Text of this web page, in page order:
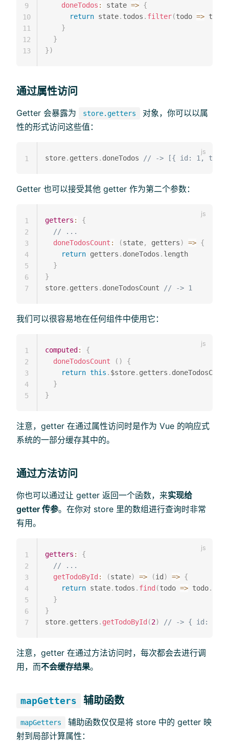
doneTodos : state => {
return state. todos . filter(todo => todo
}
}
})
9
10
11
12
13
通过属性访问
Getter 会暴露为 store.getters
对象，你可以以属
性的形式访问这些值：
store. getters . doneTodos // -> [{ id: 1,
1
Getter 也可以接受其他 getter 作为第二个参数：
getters :
{
// ...
doneTodosCount : (state, getters) => {
return getters . doneTodos . length
}
}
store. getters . doneTodosCount // -> 1
1
2
3
4
5
6
7
我们可以很容易地在任何组件中使用它：
computed :
{
doneTodosCount
( )
{
return this . $store. getters . doneTodosCount
}
}
1
2
3
4
5
注意，getter 在通过属性访问时是作为 Vue 的响应式
系统的一部分缓存其中的。
通过方法访问
你也可以通过让 getter 返回一个函数，来实现给
getter 传参。在你对 store 里的数组进行查询时非常
有用。
getters :
{
// ...
getTodoById : (state) => (id ) => {
return state. todos . find (todo => todo.
}
}
store. getters . getTodoById (2) // -> { id: 2,
1
2
3
4
5
6
7
注意，getter 在通过方法访问时，每次都会去进行调
用，而不会缓存结果。
mapGetters 辅助函数
mapGetters
辅助函数仅仅是将 store 中的 getter 映
射到局部计算属性：